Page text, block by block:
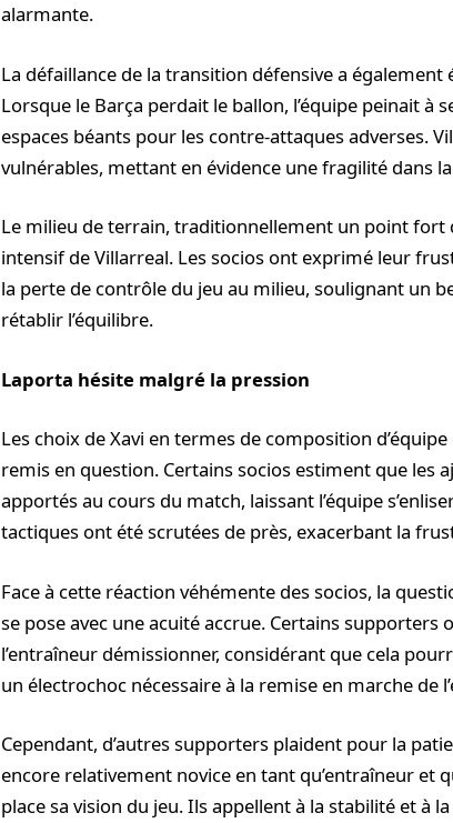
alarmante.
La défaillance de la transition défensive a
Lorsque le Barça perdait le ballon, l’équipe peinait à
espaces béants pour les contre-attaques adverses.
vulnérables, mettant en évidence une fragilité dans
Le milieu de terrain, traditionnellement un point fort
intensif de Villarreal. Les socios ont exprimé leur
la perte de contrôle du jeu au milieu, soulignant un
rétablir l’équilibre.
Laporta hésite malgré la pression
Les choix de Xavi en termes de composition
remis en question. Certains socios estiment que les
apportés au cours du match, laissant l’équipe
tactiques ont été scrutées de près, exacerbant la
Face à cette réaction véhémente des socios, la
se pose avec une acuité accrue. Certains
l’entraîneur démissionner, considérant que cela
un électrochoc nécessaire à la remise en marche de
Cependant, d’autres supporters plaident pour la
encore relativement novice en tant qu’entraîneur et
place sa vision du jeu. Ils appellent à la stabilité et à